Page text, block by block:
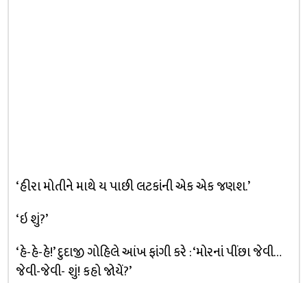
‘હીરા મોતીને માથે ય પાછી લટકાંની એક એક જણશ.’
‘ઇ શું?’
‘હે-હે-હે!’ દુદાજી ગોહિલે આંખ ફાંગી કરે : ‘મોરનાં પીંછા જેવી…
જેવી-જેવી- શું! કહો જોયેં?’